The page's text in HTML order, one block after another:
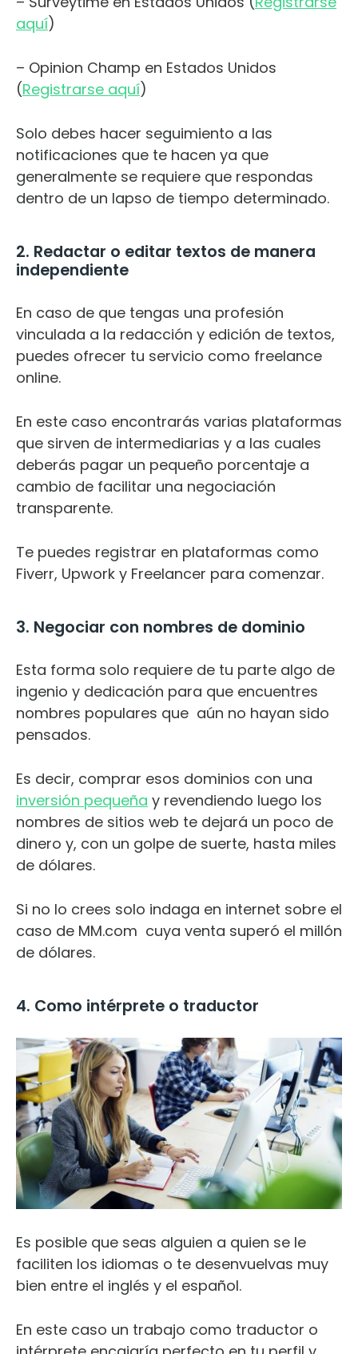
aquí)
– Opinion Champ en Estados Unidos
(Registrarse aquí)
Solo debes hacer seguimiento a las
notificaciones que te hacen ya que
generalmente se requiere que respondas
dentro de un lapso de tiempo determinado.
2. Redactar o editar textos de manera
independiente
En caso de que tengas una profesión
vinculada a la redacción y edición de textos,
puedes ofrecer tu servicio como freelance
online.
En este caso encontrarás varias plataformas
que sirven de intermediarias y a las cuales
deberás pagar un pequeño porcentaje a
cambio de facilitar una negociación
transparente.
Te puedes registrar en plataformas como
Fiverr, Upwork y Freelancer para comenzar.
3. Negociar con nombres de dominio
Esta forma solo requiere de tu parte algo de
ingenio y dedicación para que encuentres
nombres populares que aún no hayan sido
pensados.
Es decir, comprar esos dominios con una
inversión pequeña y revendiendo luego los
nombres de sitios web te dejará un poco de
dinero y, con un golpe de suerte, hasta miles
de dólares.
Si no lo crees solo indaga en internet sobre el
caso de MM.com cuya venta superó el millón
de dólares.
4. Como intérprete o traductor
Es posible que seas alguien a quien se le
faciliten los idiomas o te desenvuelvas muy
bien entre el inglés y el español.
En este caso un trabajo como traductor o